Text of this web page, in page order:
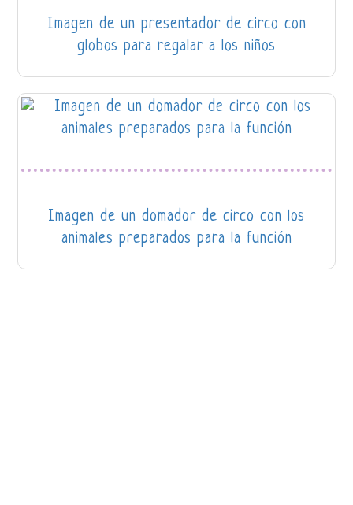
Imagen de un presentador de circo con
globos para regalar a los niños
Imagen de un domador de circo con los
animales preparados para la función